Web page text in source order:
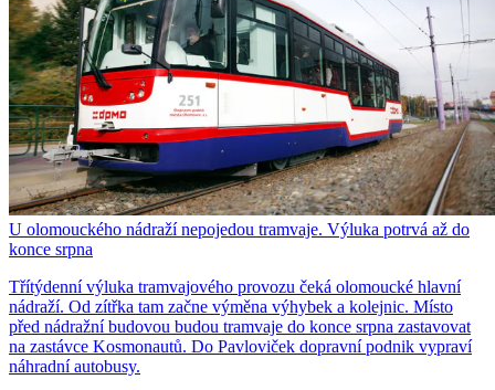
U olomouckého nádraží nepojedou tramvaje. Výluka potrvá až do
konce srpna
Třítýdenní výluka tramvajového provozu čeká olomoucké hlavní
nádraží. Od zítřka tam začne výměna výhybek a kolejnic. Místo
před nádražní budovou budou tramvaje do konce srpna zastavovat
na zastávce Kosmonautů. Do Pavloviček dopravní podnik vypraví
náhradní autobusy.